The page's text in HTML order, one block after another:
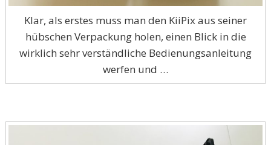
Klar, als erstes muss man den KiiPix aus seiner
hübschen Verpackung holen, einen Blick in die
wirklich sehr verständliche Bedienungsanleitung
werfen und …